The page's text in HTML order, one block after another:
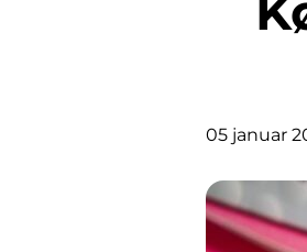
05 januar